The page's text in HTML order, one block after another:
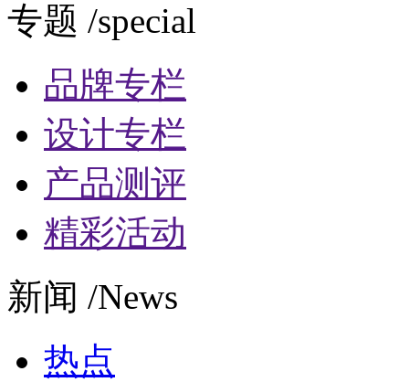
专题 /special
品牌专栏
设计专栏
产品测评
精彩活动
新闻 /News
热点